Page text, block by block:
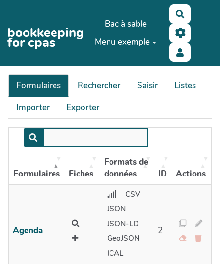
bookkeeping
for cpas
Bac à sable
Menu exemple
Formulaires Rechercher Saisir
Listes
Importer
Exporter
Formulaires Fiches
Formats de
données
ID Actions
Agenda
CSV
JSON
JSON-LD
GeoJSON
ICAL
2